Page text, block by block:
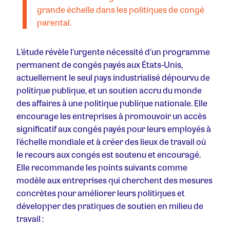
grande échelle dans les politiques de congé
parental.
L'étude révèle l'urgente nécessité d'un programme
permanent de congés payés aux États-Unis,
actuellement le seul pays industrialisé dépourvu de
politique publique, et un soutien accru du monde
des affaires à une politique publique nationale. Elle
encourage les entreprises à promouvoir un accès
significatif aux congés payés pour leurs employés à
l'échelle mondiale et à créer des lieux de travail où
le recours aux congés est soutenu et encouragé.
Elle recommande les points suivants comme
modèle aux entreprises qui cherchent des mesures
concrètes pour améliorer leurs politiques et
développer des pratiques de soutien en milieu de
travail :